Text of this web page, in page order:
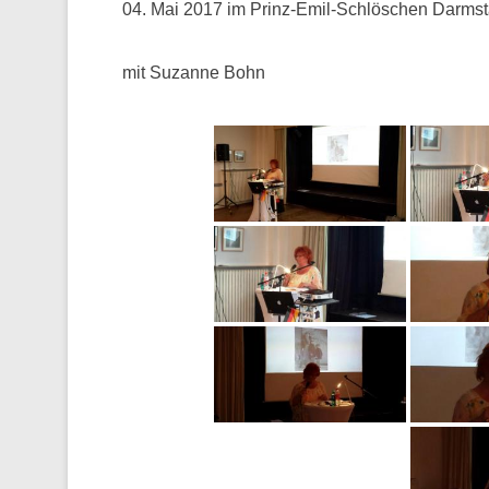
04. Mai 2017 im Prinz-Emil-Schlöschen
mit Suzanne Bohn